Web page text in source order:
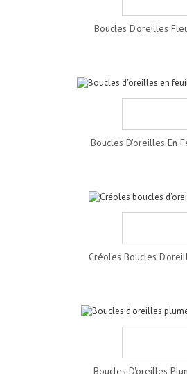
Boucles D'oreilles
Boucles D'oreilles En
Créoles Boucles
Boucles D'oreilles